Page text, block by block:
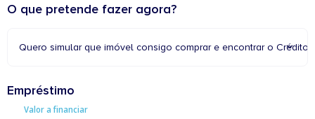
O que pretende fazer agora?
Quero simular que imóvel consigo comprar e encontrar o Crédito
Empréstimo
Valor a financiar